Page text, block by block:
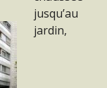
jusqu’au
jardin,